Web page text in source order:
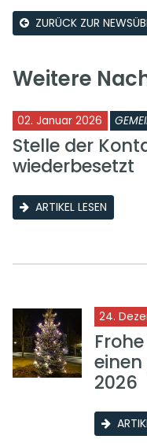
ZURÜCK ZUR
Weitere
02. Januar 2026
Stelle der
wiederbesetzt
ARTIKEL LESEN
24.
2026